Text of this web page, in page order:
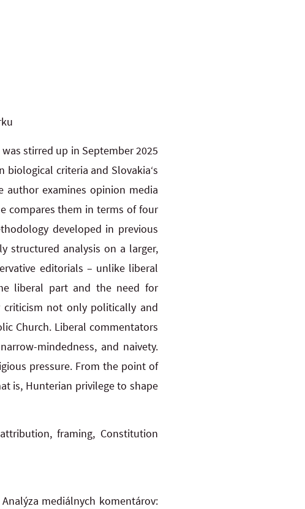
stirred up in September 2025
criteria and Slovakia‘s
examines opinion media
compares them in terms of four
developed in previous
structured analysis on a larger,
editorials – unlike liberal
liberal part and the need for
not only politically and
Church. Liberal commentators
mindedness, and naivety.
pressure. From the point of
is, Hunterian privilege to shape
framing, Constitution
Analýza mediálnych komentárov: